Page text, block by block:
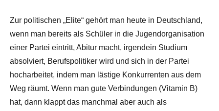
Zur politischen „Elite“ gehört man heute in Deutschland,
wenn man bereits als Schüler in die Jugendorganisation
einer Partei eintritt, Abitur macht, irgendein Studium
absolviert, Berufspolitiker wird und sich in der Partei
hocharbeitet, indem man lästige Konkurrenten aus dem
Weg räumt. Wenn man gute Verbindungen (Vitamin B)
hat, dann klappt das manchmal aber auch als